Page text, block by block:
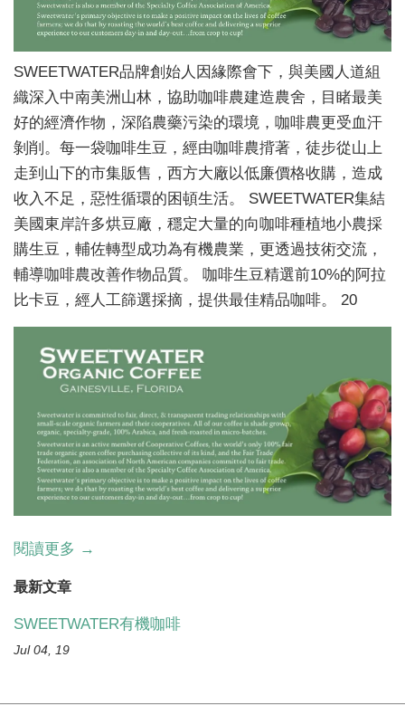
SWEETWATER品牌創始人因緣際會下，與美國人道組
織深入中南美洲山林，協助咖啡農建造農舍，目睹最美
好的經濟作物，深陷農藥污染的環境，咖啡農更受血汗
剝削。每一袋咖啡生豆，經由咖啡農揹著，徒步從山上
走到山下的市集販售，西方大廠以低廉價格收購，造成
收入不足，惡性循環的困頓生活。 SWEETWATER集結
美國東岸許多烘豆廠，穩定大量的向咖啡種植地小農採
購生豆，輔佐轉型成功為有機農業，更透過技術交流，
輔導咖啡農改善作物品質。 咖啡生豆精選前10%的阿拉
比卡豆，經人工篩選採摘，提供最佳精品咖啡。 20
閱讀更多 →
最新文章
SWEETWATER有機咖啡
Jul 04, 19